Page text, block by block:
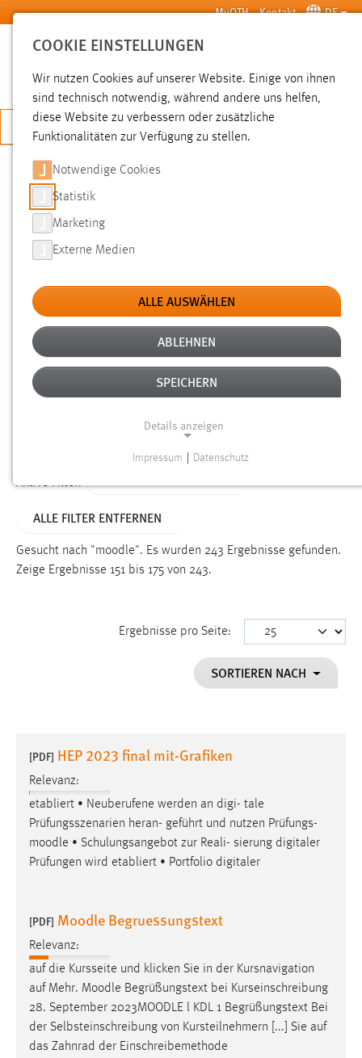
Zum Hauptinhalt springen MyOTH Kontakt DE
SUCHE
JETZT BEWERBEN
SUCHE
FILTER
Typ
Erstellungsdatum
Alter
Aktive Filter:
ALLE FILTER ENTFERNEN
Gesucht nach "moodle". Es wurden 243 Ergebnisse gefunden.
Zeige Ergebnisse 151 bis 175 von 243.
Ergebnisse pro Seite:
SORTIEREN NACH
[PDF] HEP 2023 final mit-Grafiken
Relevanz:
etabliert • Neuberufene werden an digi- tale
Prüfungsszenarien heran- geführt und nutzen Prüfungs-
moodle • Schulungsangebot zur Reali- sierung digitaler
Prüfungen wird etabliert • Portfolio digitaler
[PDF] Moodle Begruessungstext
Relevanz:
auf die Kursseite und klicken Sie in der Kursnavigation
auf Mehr. Moodle Begrüßungstext bei Kurseinschreibung
28. September 2023MOODLE l KDL 1 Begrüßungstext Bei
der Selbsteinschreibung von Kursteilnehmern [...] Sie auf
das Zahnrad der Einschreibemethode
COOKIE EINSTELLUNGEN
Wir nutzen Cookies auf unserer Website. Einige von ihnen
sind technisch notwendig, während andere uns helfen,
diese Website zu verbessern oder zusätzliche
Funktionalitäten zur Verfügung zu stellen.
Notwendige Cookies
Statistik
Marketing
Externe Medien
ALLE AUSWÄHLEN
ABLEHNEN
SPEICHERN
Details anzeigen
Funktionen und sind für die einwandfreie Funktion der
Einverständnis
cookie_consent
Dieser Cookie speichert die ausgewählten Einverständnis-
Performance
Name:
Zweck:
Sprachpräferenz
Name:
site-language-preference
Zweck:
Das Cookie speichert die gewählte Sprache der Website.
Impressum Datenschutz